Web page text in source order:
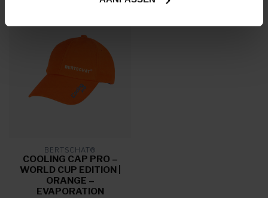
BERTSCHAT®
COOLING CAP PRO –
WORLD CUP EDITION |
ORANGE –
EVAPORATION